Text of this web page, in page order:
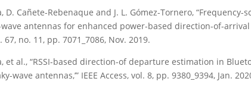
D. Cañete-Rebenaque and J. L. Gómez-Tornero,
antennas for enhanced power-based direction-of-arrival
no. 11, pp. 7071_7086, Nov. 2019.
et al., “RSSI-based direction-of departure estimation in
wave antennas,’” IEEE Access, vol. 8, pp. 9380_9394, Jan.